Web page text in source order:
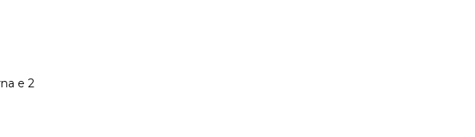
e 2